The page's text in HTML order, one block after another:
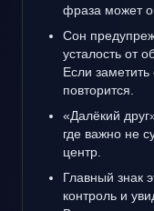
фраза может
Сон
усталость от
Если
повторится.
«Далёкий
где важно не
центр.
Главный знак
контроль и